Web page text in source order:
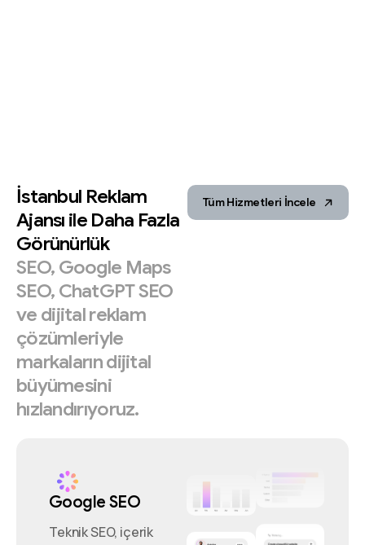
İstanbul Reklam
Ajansı ile Daha Fazla
Görünürlük
SEO, Google Maps
SEO, ChatGPTSEO
ve dijitalreklam
çözümleriyle
markalarındijital
büyümesini
hızlandırıyoruz.
Tüm Hizmetleri İncele
Google SEO
Teknik SEO, içerik